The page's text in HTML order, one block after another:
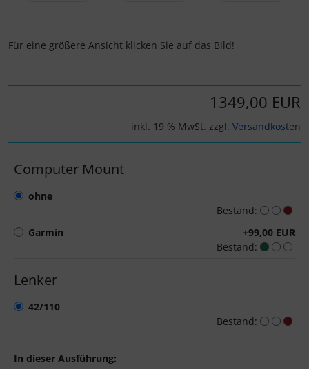
Für eine größere Ansicht klicken Sie auf das Bild!
1349,00 EUR
inkl. 19 % MwSt. zzgl. Versandkosten
Computer Mount
ohne
Bestand:
Garmin
+99,00 EUR
Bestand:
Lenker
42/110
Bestand:
In dieser Ausführung:
Faserwerk
Feedback Sports
Gravaa
Hutchinson